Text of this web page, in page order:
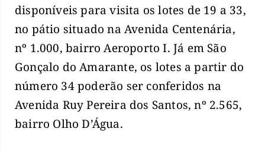
disponíveis para visita os lotes de 19 a 33,
no pátio situado na Avenida Centenária,
nº 1.000, bairro Aeroporto I. Já em São
Gonçalo do Amarante, os lotes a partir do
número 34 poderão ser conferidos na
Avenida Ruy Pereira dos Santos, nº 2.565,
bairro Olho D’Água.